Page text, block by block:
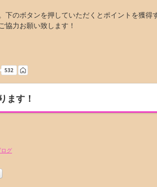
下のボタンを押していただくとポイントを獲得
協力お願い致します！
ます！
ログ